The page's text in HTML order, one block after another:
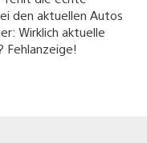
den aktuellen Autos
Wirklich aktuelle
Fehlanzeige!